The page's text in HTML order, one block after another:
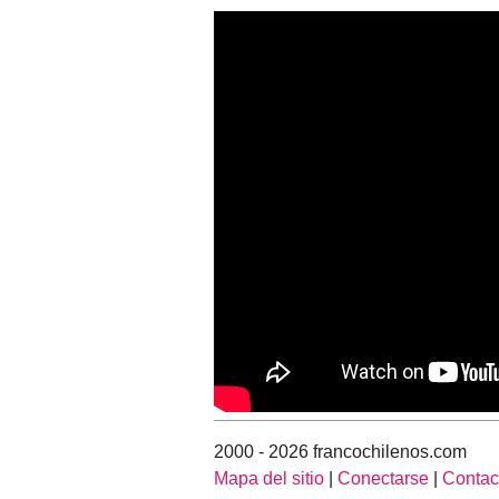
2000 - 2026 francochilenos.com
Mapa del sitio
Conectarse